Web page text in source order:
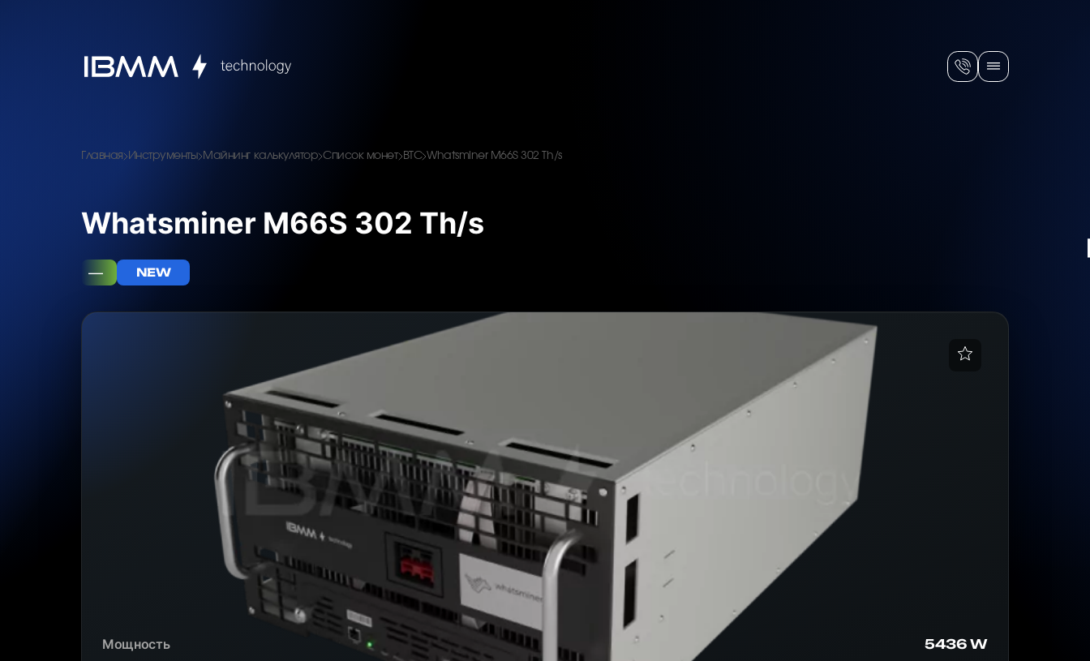
Главная Инструменты Майнинг калькулятор Список монет BTC Whatsminer M66S 302 Th/s
Whatsminer M66S 302 Th/s
— NEW
Мощность
5436 W